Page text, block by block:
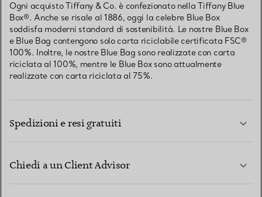
Ogni acquisto Tiffany & Co. è confezionato nella Tiffany Blue
Box®. Anche se risale al 1886, oggi la celebre Blue Box
soddisfa moderni standard di sostenibilità. Le nostre Blue Box
e Blue Bag contengono solo carta riciclabile certificata FSC®
100%. Inoltre, le nostre Blue Bag sono realizzate con carta
riciclata al 100%, mentre le Blue Box sono attualmente
realizzate con carta riciclata al 75%.
Spedizioni e resi gratuiti
Chiedi a un Client Advisor